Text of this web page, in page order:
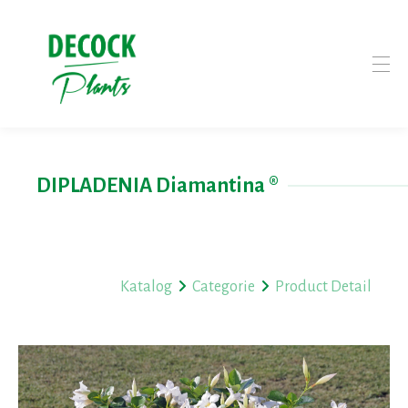
DIPLADENIA Diamantina ®
Katalog Categorie Product Detail